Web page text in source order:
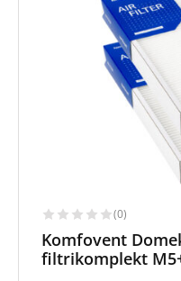
(0)
Komfovent
filtrikomplekt